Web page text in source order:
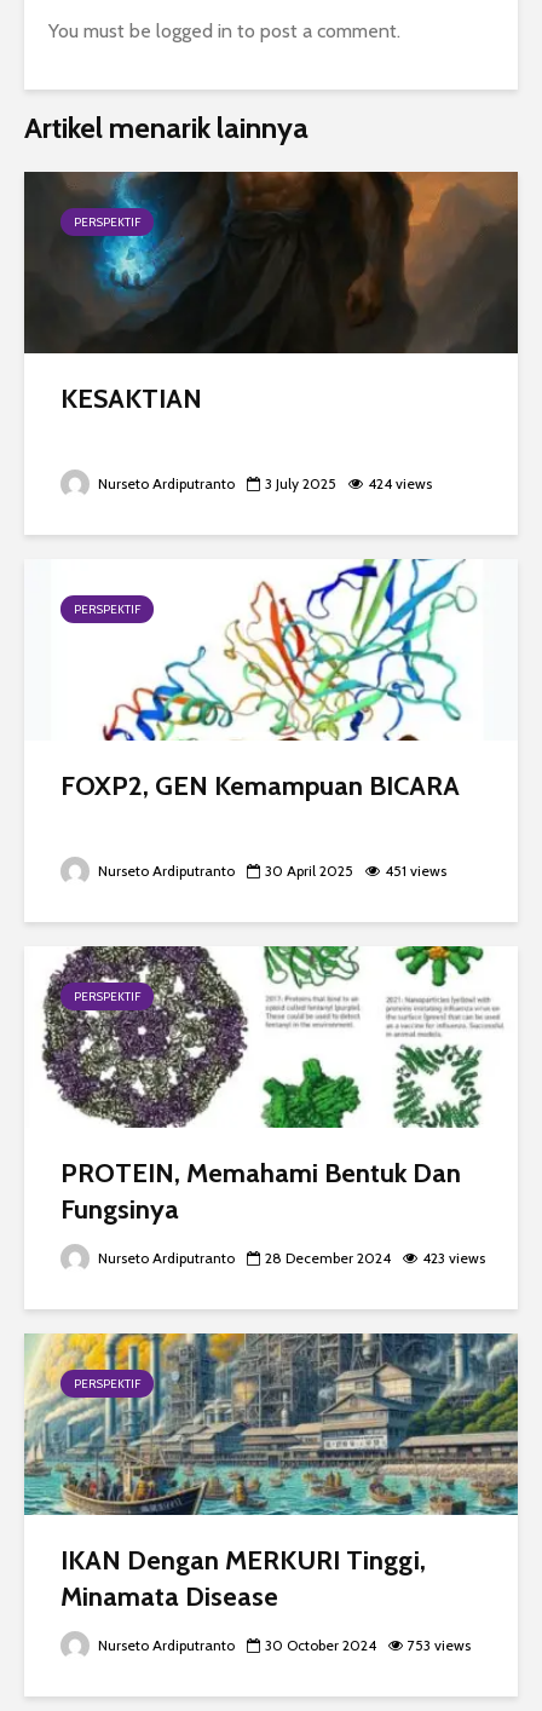
You must be logged in to post a comment.
Artikel menarik lainnya
PERSPEKTIF
KESAKTIAN
Nurseto Ardiputranto 3 July 2025 424 views
PERSPEKTIF
FOXP2, GEN Kemampuan BICARA
Nurseto Ardiputranto 30 April 2025 451 views
PERSPEKTIF
PROTEIN, Memahami Bentuk Dan
Fungsinya
Nurseto Ardiputranto 28 December 2024 423 views
PERSPEKTIF
IKAN Dengan MERKURI Tinggi,
Minamata Disease
Nurseto Ardiputranto 30 October 2024 753 views